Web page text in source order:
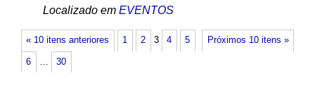
Localizado em EVENTOS
« 10 itens anteriores Próximos 10 itens »
1 2 3 4 5
6 … 30